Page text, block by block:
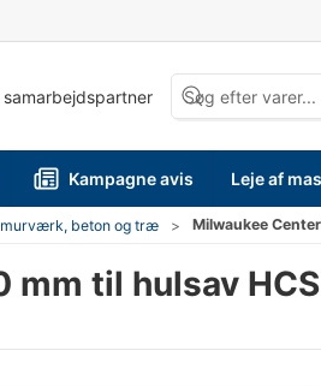
Kampagne avis Leje af
murværk, beton og træ Milwaukee
mm til hulsav HCS